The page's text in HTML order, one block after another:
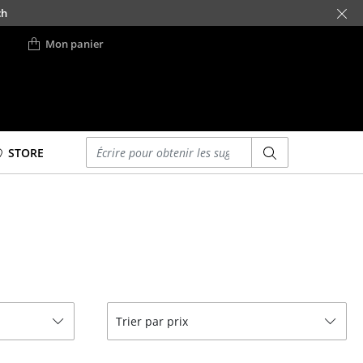
Mon panier
STORE Saisir un critère
Tables de chevet et
Accessoires de lit
... voir tous les lits
Trier par prix